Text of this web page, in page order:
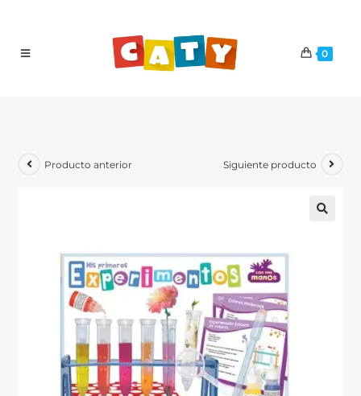
0
Producto anterior Siguiente producto